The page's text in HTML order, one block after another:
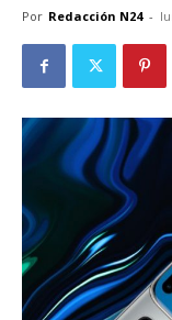
Por Redacción N24 -